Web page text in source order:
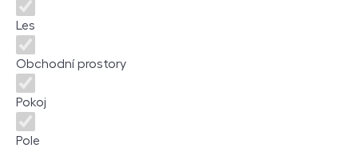
Les
Obchodní prostory
Pokoj
Pole